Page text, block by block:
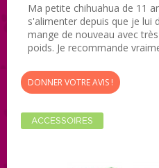
Ma petite chihuahua de 11
s'alimenter depuis que je lui
mange de nouveau avec
poids. Je recommande
DONNER VOTRE AVIS !
ACCESSOIRES